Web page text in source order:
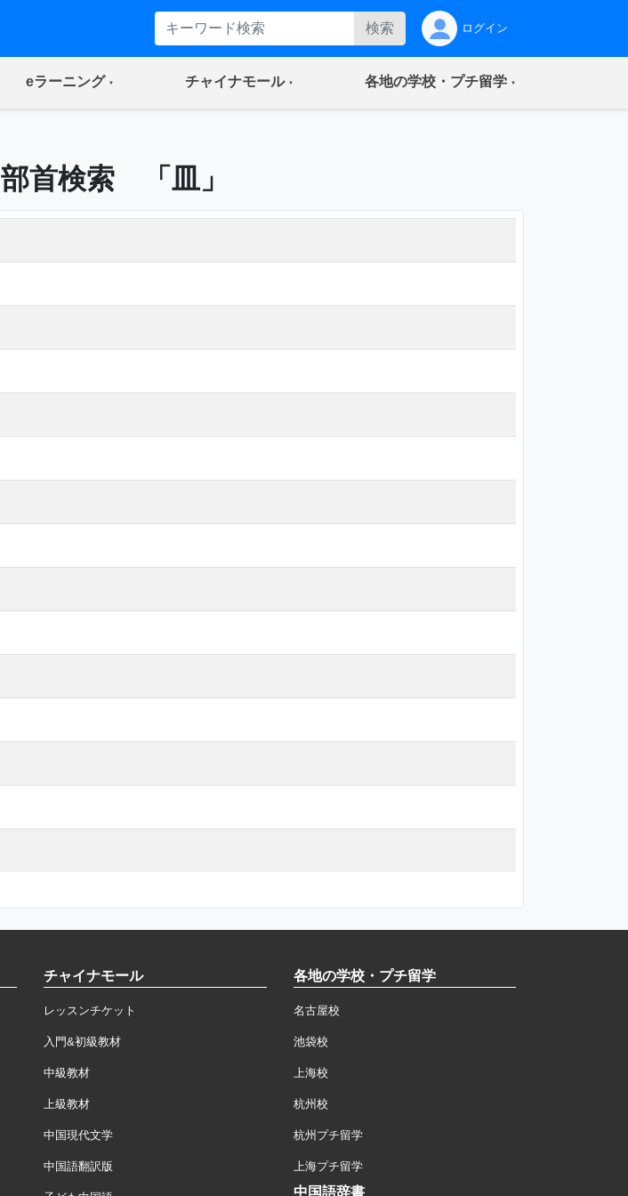
検索 ログイン
eラーニング(current) チャイナモール(current) 各地の学校・プチ留学(current)
部首検索 「皿」
チャイナモール
レッスンチケット
入門&初級教材
中級教材
上級教材
中国現代文学
中国語翻訳版
各地の学校・プチ留学
名古屋校
池袋校
上海校
杭州校
杭州プチ留学
上海プチ留学
中国語辞書